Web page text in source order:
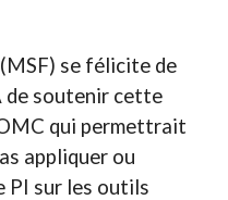
se félicite de
de soutenir cette
qui permettrait
appliquer ou
PI sur les outils